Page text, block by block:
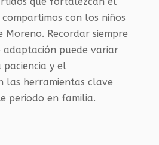
con los niños
Moreno. Recordar siempre
adaptación puede variar
y el
las herramientas clave
periodo en familia.